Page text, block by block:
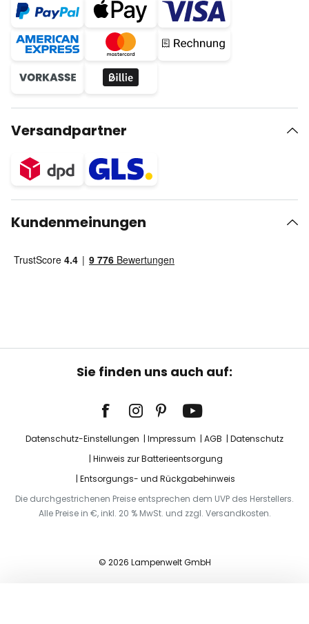
Versandpartner
Kundenmeinungen
Sie finden uns auch auf:
Datenschutz-Einstellungen Impressum AGB
Datenschutz
Hinweis zur Batterieentsorgung
Entsorgungs- und Rückgabehinweis
Die durchgestrichenen Preise entsprechen dem UVP des Herstellers.
Alle Preise in €, inkl. 20 % MwSt. und zzgl. Versandkosten.
© 2026 Lampenwelt GmbH